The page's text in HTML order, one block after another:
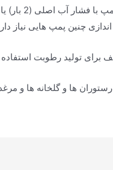
این
چنین پمپ هایی نیاز
برای تولید رطوبت
ها و گلخانه ها و